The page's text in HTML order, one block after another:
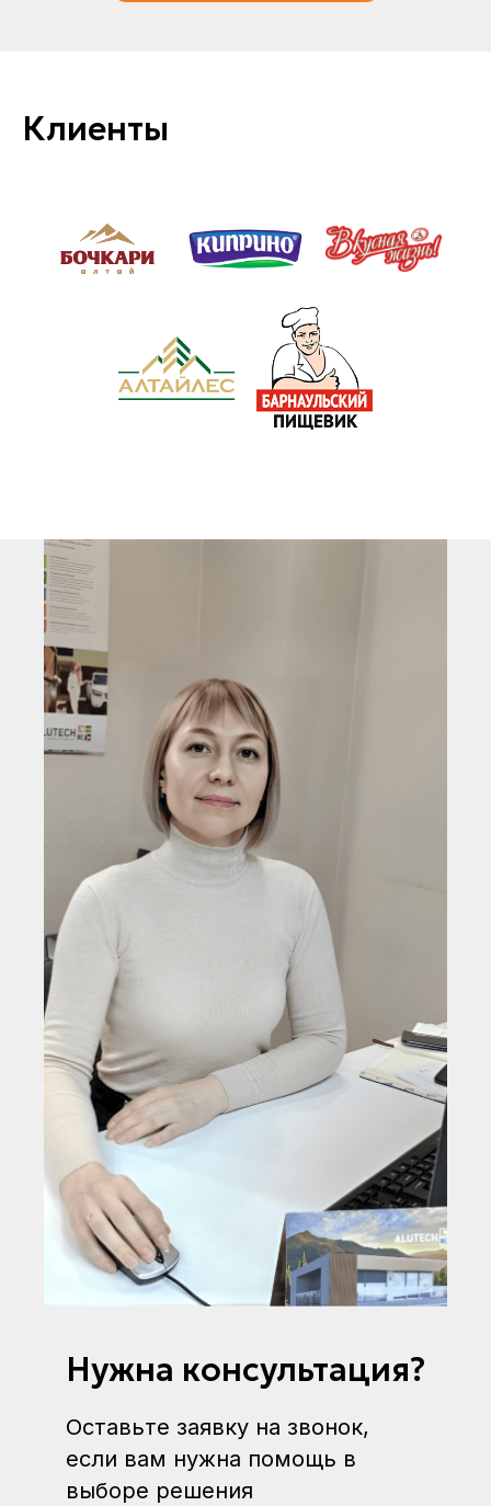
Клиенты
Нужна консультация?
Оставьте заявку на звонок,
если вам нужна помощь в
выборе решения